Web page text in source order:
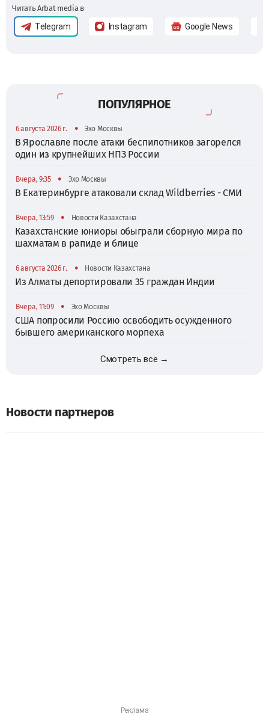
Читать Arbat media в
Telegram Instagram Google News
ПОПУЛЯРНОЕ
6 августа 2026 г. • Эхо Москвы
В Ярославле после атаки беспилотников загорелся
один из крупнейших НПЗ России
Вчера, 9:35 • Эхо Москвы
В Екатеринбурге атаковали склад Wildberries - СМИ
Вчера, 13:59 • Новости Казахстана
Казахстанские юниоры обыграли сборную мира по
шахматам в рапиде и блице
6 августа 2026 г. • Новости Казахстана
Из Алматы депортировали 35 граждан Индии
Вчера, 11:09 • Эхо Москвы
США попросили Россию освободить осужденного
бывшего американского морпеха
Смотреть все →
Новости партнеров